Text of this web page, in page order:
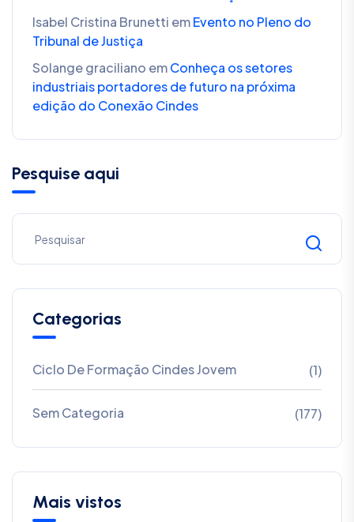
Isabel Cristina Brunetti emEvento no Pleno do
Tribunal de Justiça
Solange graciliano emConheça os setores
industriais portadores de futuro na próxima
edição do Conexão Cindes
Pesquise aqui
Categorias
Ciclo De Formação Cindes Jovem (1)
Sem Categoria (177)
Mais vistos